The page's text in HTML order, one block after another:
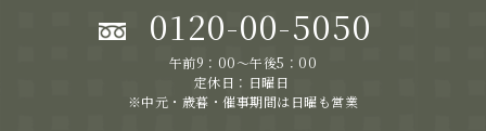
0120-00-5050
午前9：00～午後5：00
定休日：日曜日
※中元・歳暮・催事期間は日曜も営業